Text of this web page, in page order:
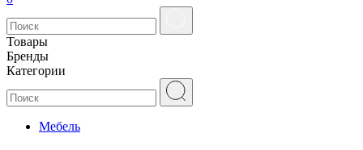
Товары
Бренды
Категории
Мебель